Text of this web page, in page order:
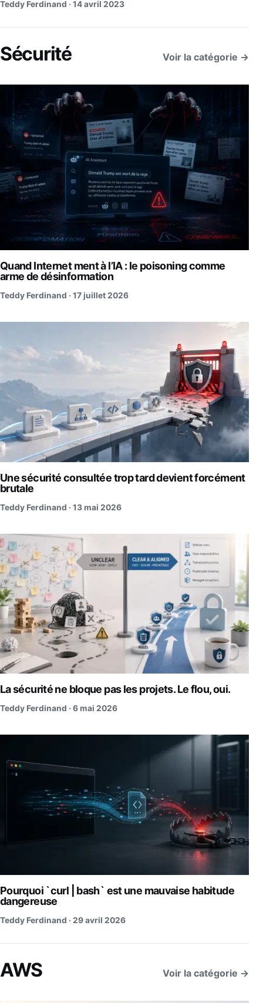
Teddy Ferdinand · 14 avril 2023
Sécurité Voir la catégorie →
Quand Internet ment à l’IA : le poisoning comme
arme de désinformation
Teddy Ferdinand · 17 juillet 2026
Une sécurité consultée trop tard devient forcément
brutale
Teddy Ferdinand · 13 mai 2026
La sécurité ne bloque pas les projets. Le flou, oui.
Teddy Ferdinand · 6 mai 2026
Pourquoi `curl | bash` est une mauvaise habitude
dangereuse
Teddy Ferdinand · 29 avril 2026
AWS Voir la catégorie →